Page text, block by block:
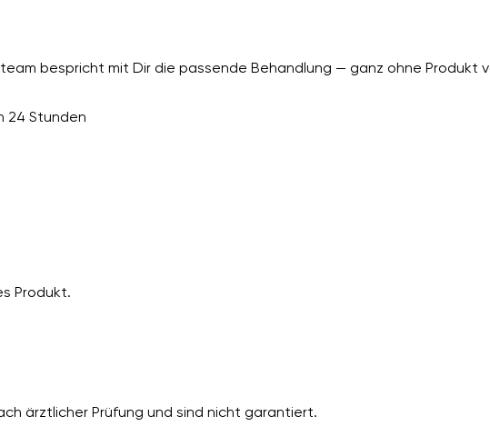
bespricht mit Dir die passende Behandlung — ganz ohne Produkt
24 Stunden
Produkt.
ärztlicher Prüfung und sind nicht garantiert.